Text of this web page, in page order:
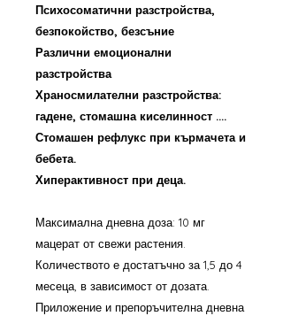
Психосоматични разстройства,
безпокойство, безсъние
Различни емоционални
разстройства
Храносмилателни разстройства:
гадене, стомашна киселинност ....
Стомашен рефлукс при кърмачета и
бебета.
Хиперактивност при деца.
Максимална дневна доза: 10 мг
мацерат от свежи растения.
Количеството е достатъчно за 1,5 до 4
месеца, в зависимост от дозата.
Приложение и препоръчителна дневна